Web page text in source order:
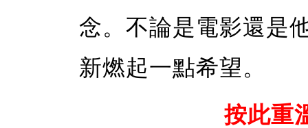
念。不論是電影還是
新燃起一點希望。
按此重